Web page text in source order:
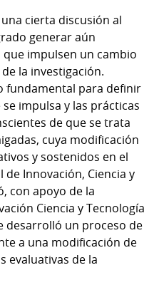
cierta discusión al
generar aún
impulsen un cambio
la investigación.
fundamental para definir
impulsa y las prácticas
de que se trata
cuya modificación
y sostenidos en el
Innovación, Ciencia y
con apoyo de la
Ciencia y Tecnología
desarrolló un proceso de
a una modificación de
evaluativas de la